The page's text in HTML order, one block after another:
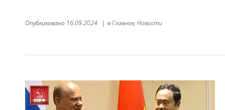
Опубликовано 16.09.2024 | вГлавное, Новости